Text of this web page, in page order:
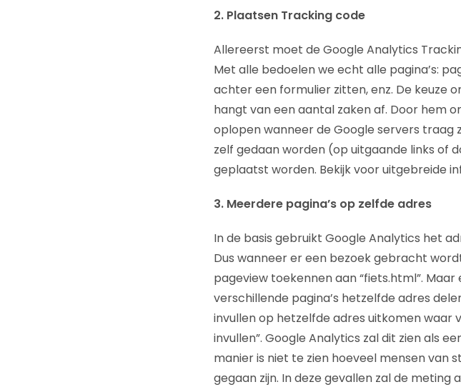
2. Plaatsen Tracking code
Allereerst moet de Google Analytics
Met alle bedoelen we echt alle pagina’s:
achter een formulier zitten, enz. De keuze
hangt van een aantal zaken af. Door hem
oplopen wanneer de Google servers traag
zelf gedaan worden (op uitgaande links of
geplaatst worden. Bekijk voor uitgebreide
3. Meerdere pagina’s op zelfde adres
In de basis gebruikt Google Analytics het
Dus wanneer er een bezoek gebracht
pageview toekennen aan “fiets.html”.
verschillende pagina’s hetzelfde adres
invullen op hetzelfde adres uitkomen waar
invullen”. Google Analytics zal dit zien als
manier is niet te zien hoeveel mensen van
gegaan zijn. In deze gevallen zal de